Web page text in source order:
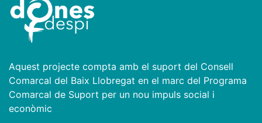
Aquest projecte compta amb el suport del Consell
Comarcal del Baix Llobregat en el marc del Programa
Comarcal de Suport per un nou impuls social i
econòmic